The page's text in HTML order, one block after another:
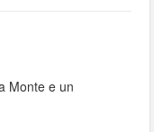
Monte e un